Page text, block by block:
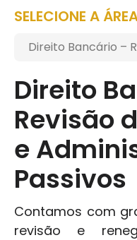
SELECIONE A
Direito
Revisão
e
Passivos
Contamos com
revisão e